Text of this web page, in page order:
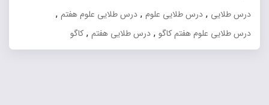
درس طلایی , درس طلایی علوم , درس طلایی علوم هفتم ,
درس طلایی علوم هفتم کاگو , درس طلایی هفتم , کاگو